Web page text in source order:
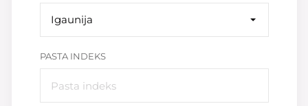
Igaunija
PASTA INDEKS